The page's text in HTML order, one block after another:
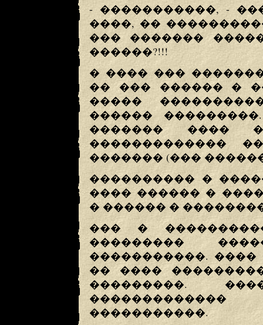
- �����������, -
����, ��
��� �������
������?!!!
� ���� ���
�� ��� ������ �
�����
������
������� ����
�������������
������� (���
���������� �
���� ������ �
� ������ �
��� �
���������
�����������.
�� ����
���������.
�����������.